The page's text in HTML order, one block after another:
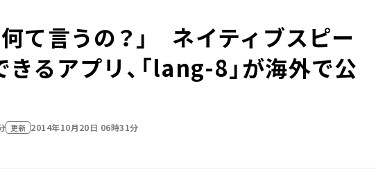
何て言うの？」 ネイティブスピー
るアプリ、「lang-8」が海外で公
更新 2014年10月20日 06時31分